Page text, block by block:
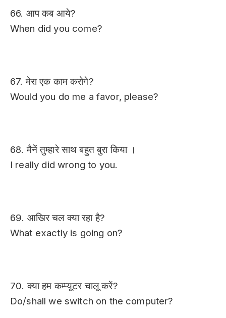
66. आप कब आये?
When did you come?
67. मेरा एक काम करोगे?
Would you do me a favor, please?
68. मैनें तुम्हारे साथ बहुत बुरा किया ।
I really did wrong to you.
69. आखिर चल क्या रहा है?
What exactly is going on?
70. क्या हम कम्प्यूटर चालू करें?
Do/shall we switch on the computer?